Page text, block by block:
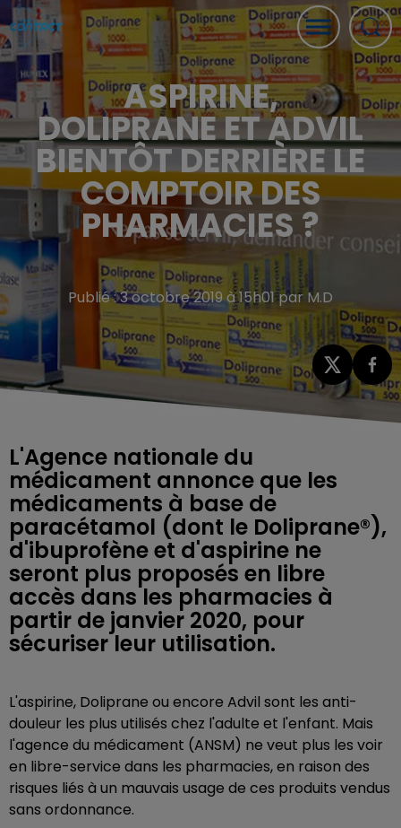
ASPIRINE,
DOLIPRANE ET ADVIL
BIENTÔT DERRIÈRE LE
COMPTOIR DES
PHARMACIES ?
Publié : 3 octobre 2019 à 15h01 par M.D
L'Agence nationale du
médicament annonce que les
médicaments à base de
paracétamol (dont le Doliprane®),
d'ibuprofène et d'aspirine ne
seront plus proposés en libre
accès dans les pharmacies à
partir de janvier 2020, pour
sécuriser leur utilisation.
L'aspirine, Doliprane ou encore Advil sont les anti-
douleur les plus utilisés chez l'adulte et l'enfant. Mais
l'agence du médicament (ANSM) ne veut plus les voir
en libre-service dans les pharmacies, en raison des
risques liés à un mauvais usage de ces produits vendus
sans ordonnance.